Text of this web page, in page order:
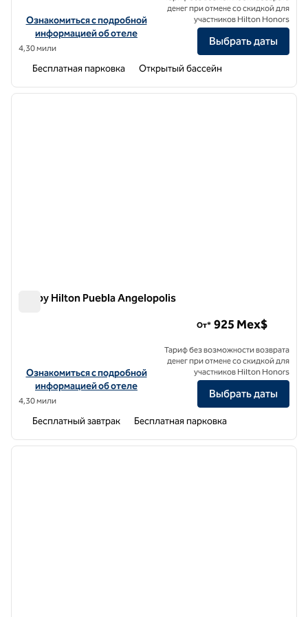
Посмотреть информацию об отеле Hilton Garden Inn Puebla
Ознакомиться с подробной
информацией об отеле
4,30 мили
денег при отмене со скидкой для
участников Hilton Honors
Выбрать даты
Бесплатная парковка Открытый бассейн
1 из 12
Tru by Hilton Puebla Angelopolis
Посмотреть информацию об отеле Tru by Hilton Puebla
Ознакомиться с подробной
информацией об отеле
4,30 мили
От* 925 Mex$
Тариф без возможности возврата
денег при отмене со скидкой для
участников Hilton Honors
Выбрать даты
Бесплатный завтрак Бесплатная парковка
1 из 10